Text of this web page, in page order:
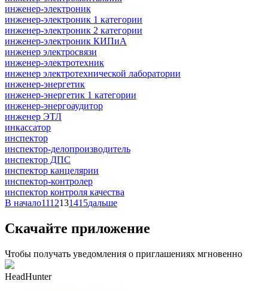
инженер-электроник
инженер-электроник 1 категории
инженер-электроник 2 категории
инженер-электроник КИПиА
инженер электросвязи
инженер-электротехник
инженер электротехнической лаборатории
инженер-энергетик
инженер-энергетик 1 категории
инженер-энергоаудитор
инженер ЭТЛ
инкассатор
инспектор
инспектор-делопроизводитель
инспектор ДПС
инспектор канцелярии
инспектор-контролер
инспектор контроля качества
В начало1112131415дальше
Скачайте приложение
Чтобы получать уведомления о приглашениях мгновенно
HeadHunter